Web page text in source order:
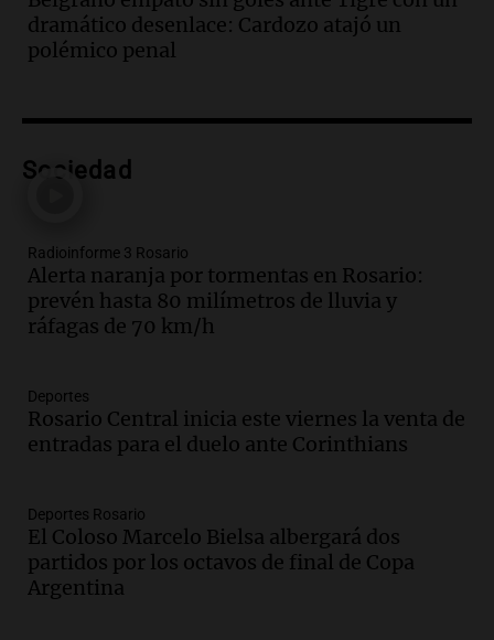
km/h impactan la región
Panorama Federal
Episodios
ser atropellada por un camión en San
Panorama Federal
contrato de Sábedra Paredes en la
Secretaría de Niñez y Adolescencia
Panorama Federal
Episodios
avanza con testimonios sobre el impacto
y la emergencia médica
Panorama Federal
contratación de servicios agrícolas en
Argentina
Panorama Federal
Episodios
dramático desenlace: Cardozo atajó un
polémico penal
Sociedad
Radioinforme 3 Rosario
Alerta naranja por tormentas en Rosario:
prevén hasta 80 milímetros de lluvia y
ráfagas de 70 km/h
Deportes
Rosario Central inicia este viernes la venta de
entradas para el duelo ante Corinthians
Deportes Rosario
El Coloso Marcelo Bielsa albergará dos
partidos por los octavos de final de Copa
Argentina